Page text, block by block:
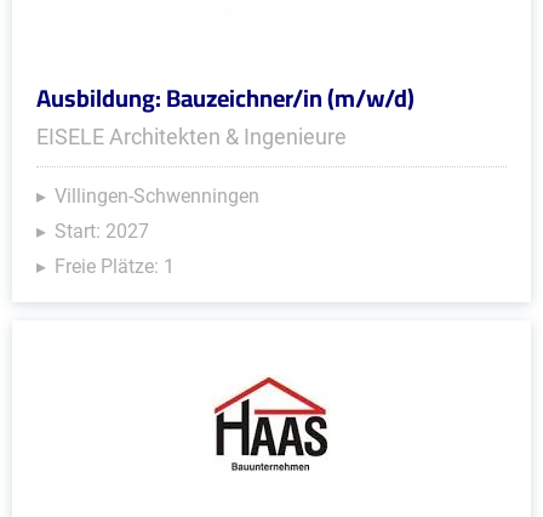
Ausbildung: Bauzeichner/in (m/w/d)
EISELE Architekten & Ingenieure
Villingen-Schwenningen
Start: 2027
Freie Plätze: 1